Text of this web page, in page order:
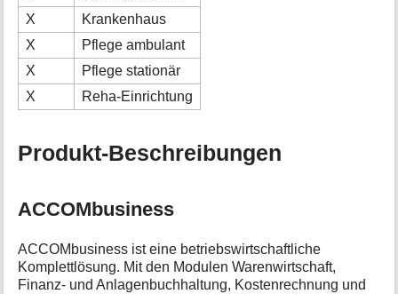
X
Krankenhaus
X
Pflege ambulant
X
Pflege stationär
X
Reha-Einrichtung
Produkt-Beschreibungen
ACCOMbusiness
ACCOMbusiness ist eine betriebswirtschaftliche
Komplettlösung. Mit den Modulen Warenwirtschaft,
Finanz- und Anlagenbuchhaltung, Kostenrechnung und